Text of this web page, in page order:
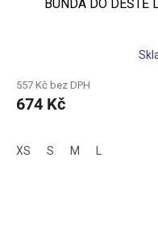
BUNDA DO DEŠTĚ
557 Kč bez DPH
674 Kč
XS S M